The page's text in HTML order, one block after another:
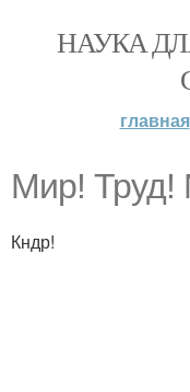
НАУКА
главная
Мир! Труд!
Кндр!